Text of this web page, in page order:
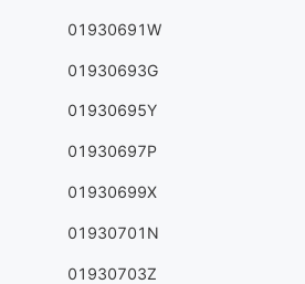
01930691W
01930693G
01930695Y
01930697P
01930699X
01930701N
01930703Z